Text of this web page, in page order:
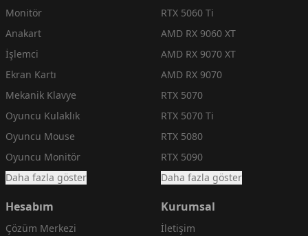
Monitör
Anakart
İşlemci
Ekran Kartı
Mekanik Klavye
Oyuncu Kulaklık
Oyuncu Mouse
Oyuncu Monitör
Daha fazla göster
RTX 5060 Ti
AMD RX 9060 XT
AMD RX 9070 XT
AMD RX 9070
RTX 5070
RTX 5070 Ti
RTX 5080
RTX 5090
Daha fazla göster
Hesabım
Çözüm Merkezi
Kurumsal
İletişim